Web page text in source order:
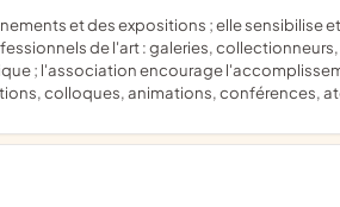
de l'art : galeries,
; l'association encourage
colloques, animations, conférences,